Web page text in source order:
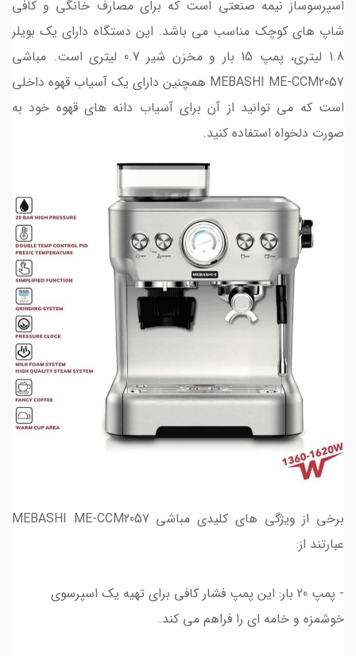
اسپرسوساز نیمه صنعتی است که برای مصارف خانگی و کافی
شاپ های کوچک مناسب می باشد. این دستگاه دارای یک بویلر
1.8 لیتری، پمپ 15 بار و مخزن شیر 0.7 لیتری است. مباشی
MEBASHI ME-CCM2057 همچنین دارای یک آسیاب قهوه داخلی
است که می توانید از آن برای آسیاب دانه های قهوه خود به
صورت دلخواه استفاده کنید.
برخی از ویژگی های کلیدی مباشی MEBASHI ME-CCM2057
عبارتند از:
- پمپ 20 بار: این پمپ فشار کافی برای تهیه یک اسپرسوی
خوشمزه و خامه ای را فراهم می کند.